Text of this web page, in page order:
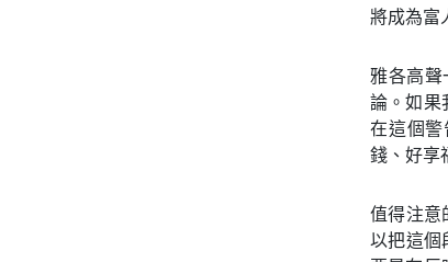
將成為富
雅各高聲
論。如果
在這個
錢、好享
值得注意
以把這個